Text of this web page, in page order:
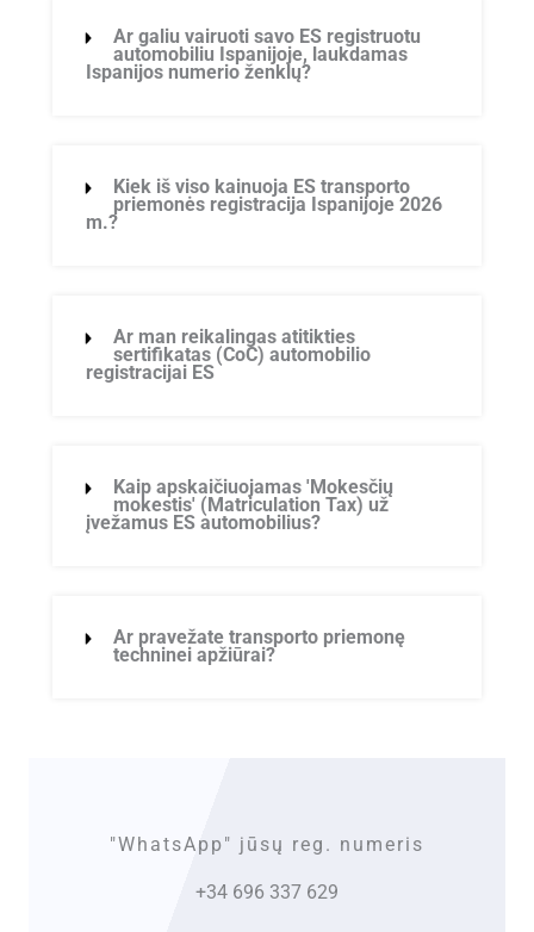
Ar galiu vairuoti savo ES registruotu
automobiliu Ispanijoje, laukdamas
Ispanijos numerio ženklų?
Kiek iš viso kainuoja ES transporto
priemonės registracija Ispanijoje 2026
m.?
Ar man reikalingas atitikties
sertifikatas (CoC) automobilio
registracijai ES
Kaip apskaičiuojamas 'Mokesčių
mokestis' (Matriculation Tax) už
įvežamus ES automobilius?
Ar pravežate transporto priemonę
techninei apžiūrai?
"WhatsApp" jūsų reg. numeris
+34 696 337 629